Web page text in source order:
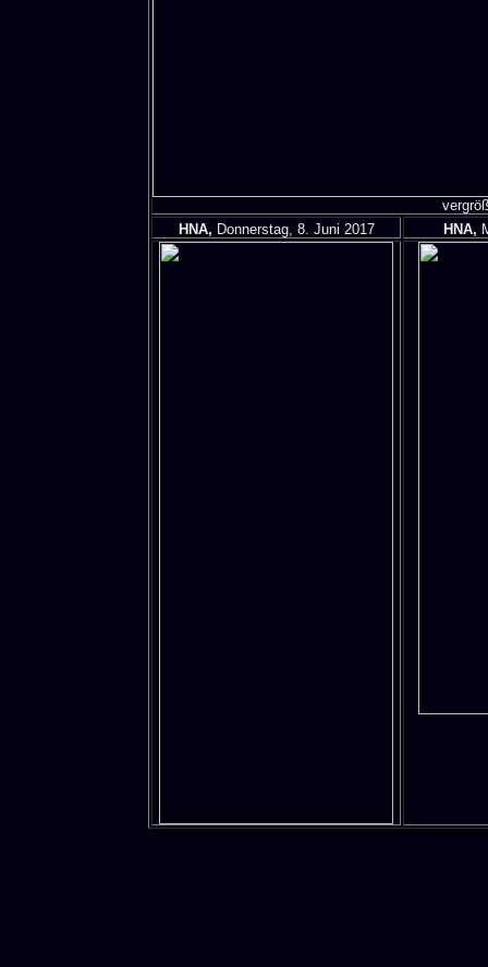
HNA, Donnerstag, 8. Juni 2017 HNA,